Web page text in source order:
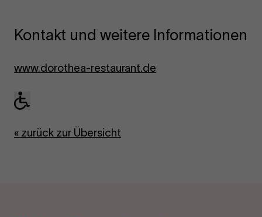
Kontakt und weitere Informationen
www.dorothea-restaurant.de
« zurück zur Übersicht